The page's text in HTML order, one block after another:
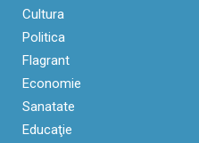
Cultura
Politica
Flagrant
Economie
Sanatate
Educaţie